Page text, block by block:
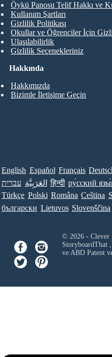
Hakkında
Hakkımızda
Bizimle İletişime Geçin
Öykü Panosu Telif Hakkı ve
Kullanım Şartları
Gizlilik Politikası
Okullar ve Öğrenciler İçin
Ulaşılabilirlik
Gizlilik Seçenekleriniz
English Español Français
עברית العَرَبِيَّة हिन्दी ру́сский
Türkçe Polski Româna Ceština
български Lietuvos Slovenščina
© 2026 - Clever
StoryboardThat ,
ve ABD Patent